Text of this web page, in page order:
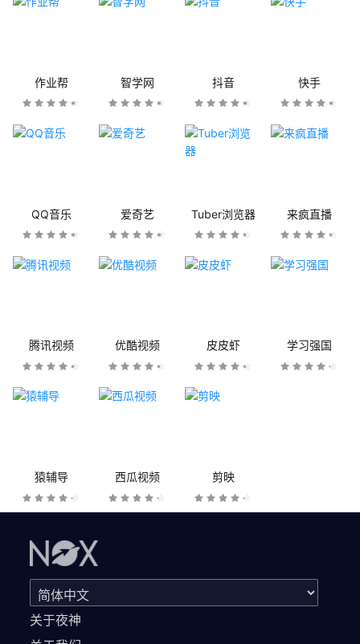
作业帮 智学网 抖音 快手
QQ音乐 爱奇艺 Tuber浏览器 来疯直播
腾讯视频 优酷视频 皮皮虾 学习强国
猿辅导 西瓜视频 剪映
关于夜神